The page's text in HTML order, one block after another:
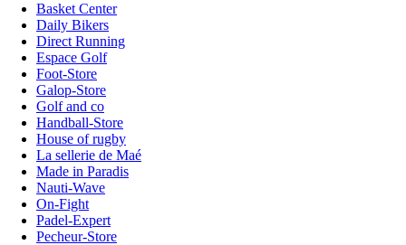
Basket Center
Daily Bikers
Direct Running
Espace Golf
Foot-Store
Galop-Store
Golf and co
Handball-Store
House of rugby
La sellerie de Maé
Made in Paradis
Nauti-Wave
On-Fight
Padel-Expert
Pecheur-Store